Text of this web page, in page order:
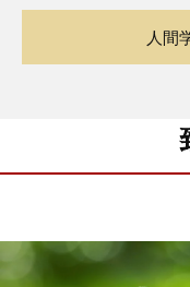
人間